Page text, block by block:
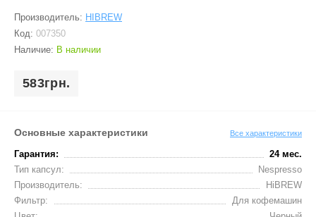
Производитель: HIBREW
Код: 007350
Наличие: В наличии
583грн.
Основные характеристики Все характеристики
Гарантия:
24 мес.
Тип капсул:
Nespresso
Производитель:
HiBREW
Фильтр:
Для кофемашин